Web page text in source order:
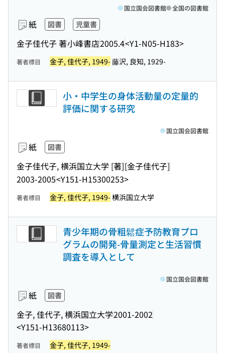
紙 図書 児童書
金子佳代子 著小峰書店2005.4<Y1-N05-H183>
国立国会図書館 全国の図書館
著者標目 金子, 佳代子, 1949-藤沢, 良知, 1929-
小・中学生の身体活動量の定量的
評価に関する研究
紙 図書
金子佳代子, 横浜国立大学 [著][金子佳代子]
2003-2005<Y151-H15300253>
国立国会図書館
著者標目 金子, 佳代子, 1949-横浜国立大学
青少年期の骨粗鬆症予防教育プロ
グラムの開発-骨量測定と生活習慣
調査を導入として
紙 図書
金子, 佳代子, 横浜国立大学2001-2002
<Y151-H13680113>
国立国会図書館
著者標目 金子, 佳代子, 1949-